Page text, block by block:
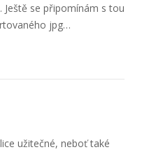
se připomínám s tou
jpg…
užitečné, neboť také